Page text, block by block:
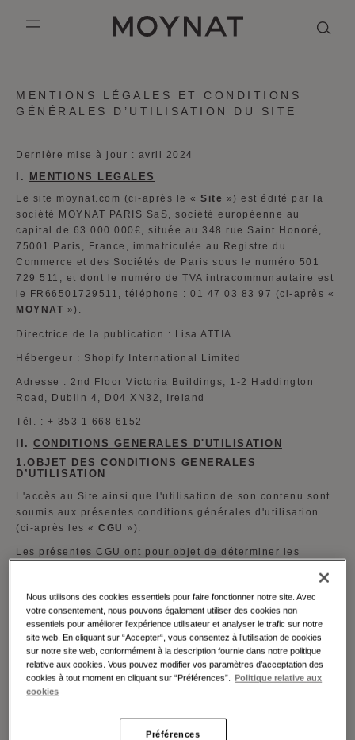
mobile_menu
MOYNAT PARIS
MENTIONS LÉGALES ET CONDITIONS
GÉNÉRALES D’UTILISATION DU SITE
Dernière mise à jour : avril 2024
I. MENTIONS LEGALES
Le site moynat.com (ci-après le « Site ») est édité par la
société MOYNAT PARIS SaS, société européenne au
capital de 63 000 000€, située au 348 rue Saint Honoré,
75001 Paris, France, immatriculée au Registre du
Commerce et des Sociétés de Paris sous le numéro 501
729 511, et dont le numéro de TVA intracommunautaire est
le FR66501729511, téléphone : 01 47 03 83 97 (ci-après «
MOYNAT »).
Directrice de la publication : Lisa ATTIA
Hébergeur : Shopify International Limited
Adresse : 2nd Floor Victoria Buildings, 1-2 Haddington
Road, Dublin 4, D04 XN32, Ireland
Tél. : + 353 1 668 6152
II. CONDITIONS GENERALES D'UTILISATION
1.OBJET DES CONDITIONS GENERALES
D’UTILISATION
L'accès au Site ainsi que l'utilisation de son contenu sont
soumis aux présentes conditions générales d'utilisation
(ci-après les « CGU »).
Les présentes CGU ont pour objet de déterminer les
droits et obligations de tout utilisateur accédant, naviguant
sur ou visitant le Site (ci-après l’«Utilisateur» ou les «
Utilisateurs»).
En accédant au Site, l’Utilisateur s’engage, à chacune de
ses visites, à respecter les présentes CGU, lesquelles sont
applicables à l'ensemble des services disponibles sur le
Site.
présentes CGU dans leur intégralité avant toute utilisation
KASING LUNG COLLECTION
DUO BB
GABRIELLE
OUR HISTORY
ANGLAIS
CHINOIS (SIMPLIFIÉ)
Nous utilisons des cookies essentiels pour faire fonctionner notre site. Avec
votre consentement, nous pouvons également utiliser des cookies non
essentiels pour améliorer l'expérience utilisateur et analyser le trafic sur notre
site web. En cliquant sur “Accepter“, vous consentez à l’utilisation de cookies
sur notre site web, conformément à la description fournie dans notre politique
relative aux cookies. Vous pouvez modifier vos paramètres d’acceptation des
cookies à tout moment en cliquant sur “Préférences”.
Politique relative aux
cookies
Préférences